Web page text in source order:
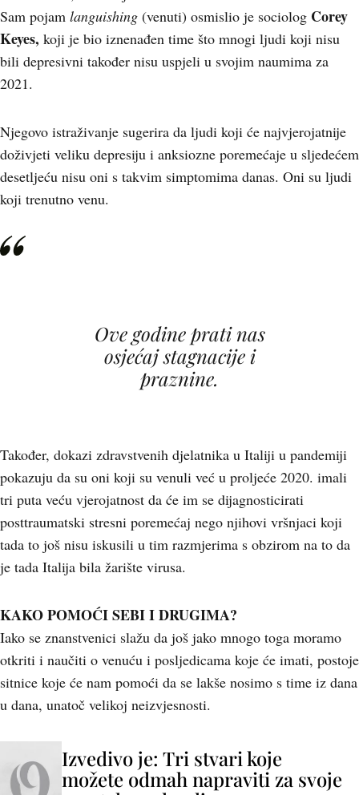
Sam pojam languishing (venuti) osmislio je sociolog Corey
Keyes, koji je bio iznenađen time što mnogi ljudi koji nisu
bili depresivni također nisu uspjeli u svojim naumima za
2021.
Njegovo istraživanje sugerira da ljudi koji će najvjerojatnije
doživjeti veliku depresiju i anksiozne poremećaje u sljedećem
desetljeću nisu oni s takvim simptomima danas. Oni su ljudi
koji trenutno venu.
Ove godine prati nas
osjećaj stagnacije i
praznine.
Također, dokazi zdravstvenih djelatnika u Italiji u pandemiji
pokazuju da su oni koji su venuli već u proljeće 2020. imali
tri puta veću vjerojatnost da će im se dijagnosticirati
posttraumatski stresni poremećaj nego njihovi vršnjaci koji
tada to još nisu iskusili u tim razmjerima s obzirom na to da
je tada Italija bila žarište virusa.
KAKO POMOĆI SEBI I DRUGIMA?
Iako se znanstvenici slažu da još jako mnogo toga moramo
otkriti i naučiti o venuću i posljedicama koje će imati, postoje
sitnice koje će nam pomoći da se lakše nosimo s time iz dana
u dana, unatoč velikoj neizvjesnosti.
Izvedivo je: Tri stvari koje
možete odmah napraviti za svoje